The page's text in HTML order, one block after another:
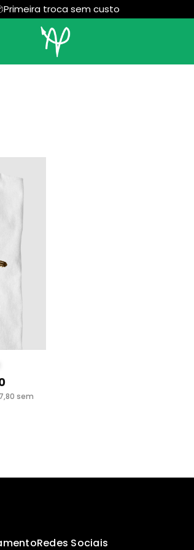
Primeira troca sem custo
sem
Redes Sociais